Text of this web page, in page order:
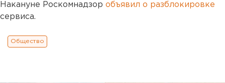
Накануне Роскомнадзор объявил о разблокировке
сервиса.
Общество